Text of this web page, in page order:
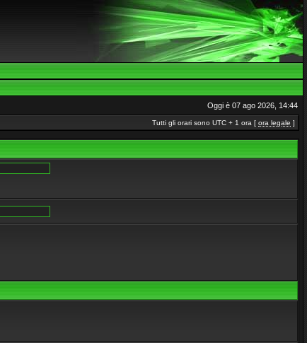
Oggi è 07 ago 2026, 14:44
Tutti gli orari sono UTC + 1 ora [ ora legale ]